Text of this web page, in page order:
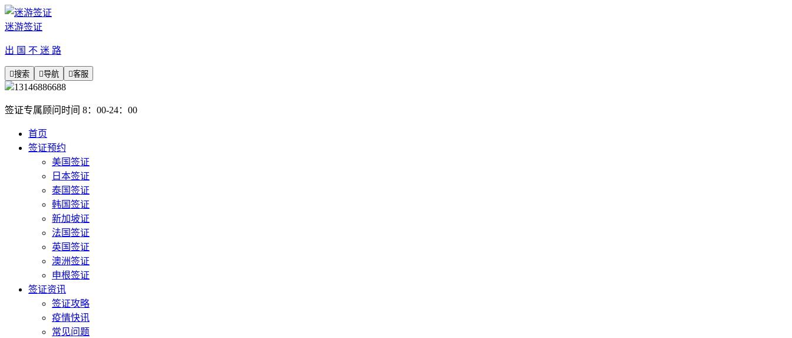
迷游签证
出 国 不 迷 路
搜索 导航 客服
13146886688
签证专属顾问时间 8：00-24：00
首页
签证预约
美国签证
日本签证
泰国签证
韩国签证
新加坡证
法国签证
英国签证
澳洲签证
申根签证
签证资讯
签证攻略
疫情快讯
常见问题